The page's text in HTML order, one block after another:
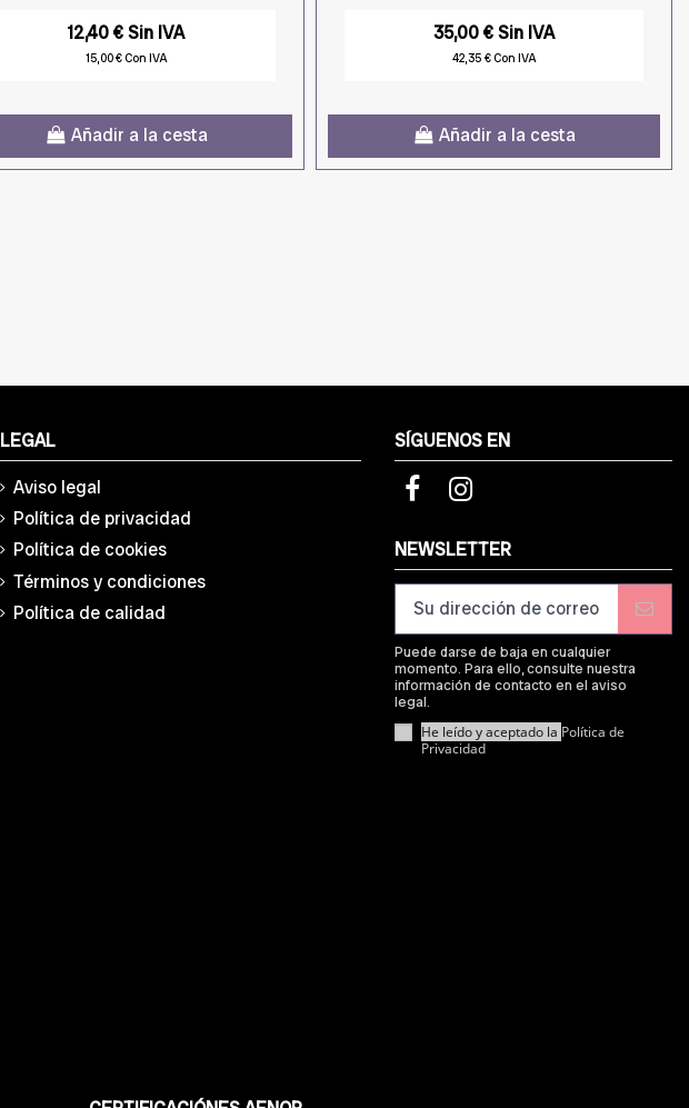
12,40 € Sin IVA
15,00 € Con IVA
Añadir a la cesta
35,00 € Sin IVA
42,35 € Con IVA
Añadir a la cesta
LEGAL
Aviso legal
Política de privacidad
Política de cookies
Términos y condiciones
Política de calidad
SÍGUENOS EN
NEWSLETTER
Puede darse de baja en cualquier
momento. Para ello, consulte nuestra
información de contacto en el aviso
legal.
He leído y aceptado la Política de
Privacidad